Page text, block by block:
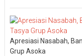
Apresiasi Nasabah,
Grup Asoka